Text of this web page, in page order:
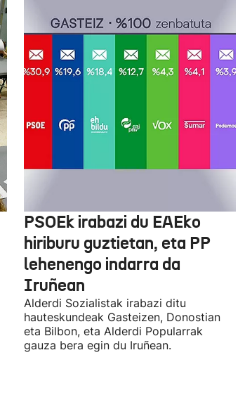
PSOEk irabazi du EAEko
hiriburu guztietan, eta PP
lehenengo indarra da
Iruñean
Alderdi Sozialistak irabazi ditu
hauteskundeak Gasteizen, Donostian
eta Bilbon, eta Alderdi Popularrak
gauza bera egin du Iruñean.